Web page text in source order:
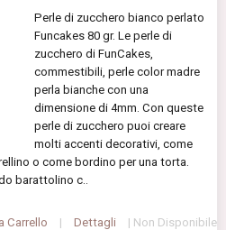
Perle di zucchero bianco perlato
Funcakes 80 gr. Le perle di
zucchero di FunCakes,
commestibili, perle color madre
perla bianche con una
dimensione di 4mm. Con queste
perle di zucchero puoi creare
molti accenti decorativi, come
o come bordino per una torta.
barattolino c..
Carrello | Dettagli | Non Disponibile